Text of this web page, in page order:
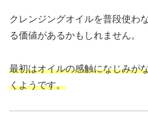
クレンジングオイルを普段使わ
る価値があるかもしれません。
最初はオイルの感触になじみが
くようです。